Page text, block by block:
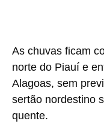
As chuvas ficam
norte do Piauí e
Alagoas, sem
sertão nordestino
quente.